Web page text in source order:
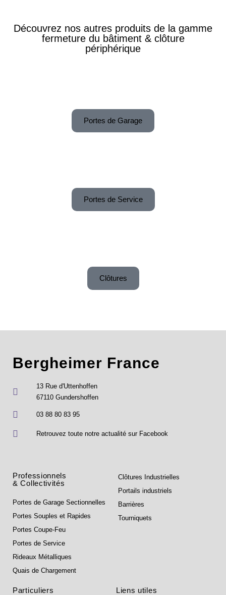
Découvrez nos autres produits de la gamme
fermeture du bâtiment & clôture
périphérique
Portes de Garage
Portes de Service
Clôtures
Bergheimer France
13 Rue d'Uttenhoffen
67110 Gundershoffen
03 88 80 83 95
Retrouvez toute notre actualité sur Facebook
Professionnels
& Collectivités
Portes de Garage Sectionnelles
Portes Souples et Rapides
Portes Coupe-Feu
Portes de Service
Rideaux Métalliques
Quais de Chargement
Clôtures Industrielles
Portails industriels
Barrières
Tourniquets
Particuliers Liens utiles